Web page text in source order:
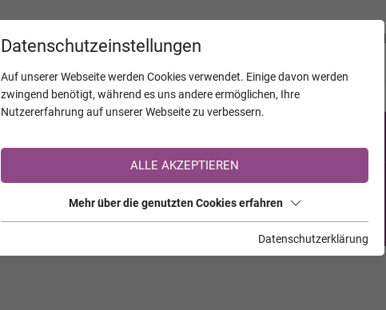
Sie sind noch nicht auf TrauerHilfe.it registriert?
>> zur kostenlosen Registrierung <<
Datenschutzeinstellungen
Auf unserer Webseite werden Cookies verwendet. Einige davon werden
zwingend benötigt, während es uns andere ermöglichen, Ihre
Nutzererfahrung auf unserer Webseite zu verbessern.
ALLE AKZEPTIEREN
Mehr über die genutzten Cookies erfahren
Datenschutzerklärung
KALENDER JAHRESTAGE UNTERNEHMEN